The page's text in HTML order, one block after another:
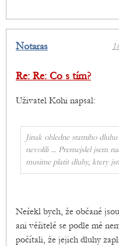
Notaras
Re: Re: Co s tím?
Uživatel Kohi napsal:
Jinak ohledne statniho
nevolili ... Premejslel jsem
musime platit dluhy, ktery
Neřekl bych, že občané
ani věřitelé se podle mě
počítali, že jejich dluhy